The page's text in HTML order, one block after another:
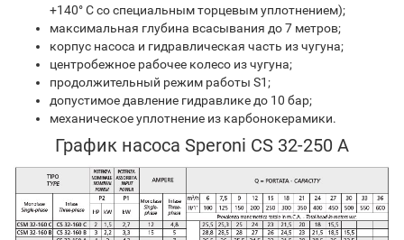
+140° C со специальным торцевым уплотнением);
максимальная глубина всасывания до 7 метров;
корпус насоса и гидравлическая часть из чугуна;
центробежное рабочее колесо из чугуна;
продолжительный режим работы S1;
допустимое давление гидравлике до 10 бар;
механическое уплотнение из карбонокерамики.
График насоса Speroni CS 32-250 A